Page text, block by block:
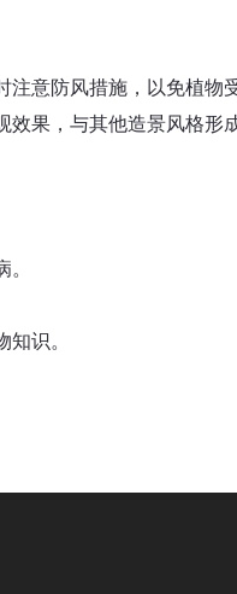
意防风措施，以免植物受
果，与其他造景风格形
识。